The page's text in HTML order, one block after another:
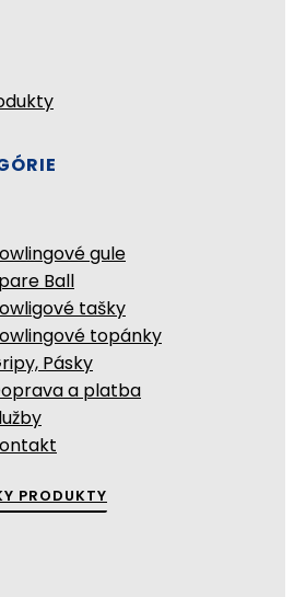
gule
Ball
tašky
topánky
Pásky
a platba
PRODUKTY